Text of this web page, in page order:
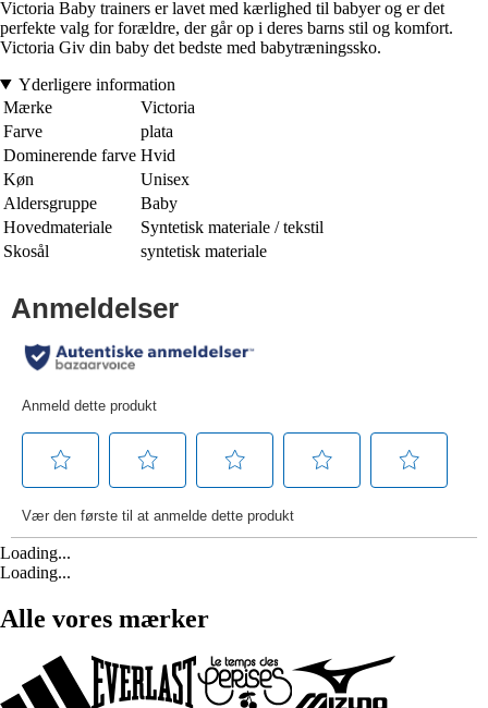
Victoria Baby trainers er lavet med kærlighed til babyer og er det
perfekte valg for forældre, der går op i deres barns stil og komfort.
Victoria Giv din baby det bedste med babytræningssko.
Yderligere information
Mærke
Victoria
Farve
plata
Dominerende farve Hvid
Køn
Unisex
Aldersgruppe
Baby
Hovedmateriale
Syntetisk materiale / tekstil
Skosål
syntetisk materiale
Loading...
Loading...
Alle vores mærker